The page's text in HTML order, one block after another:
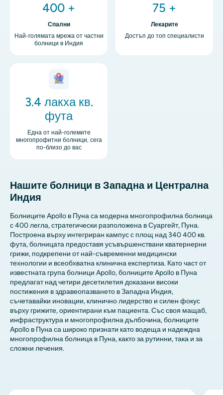
400 +
Спални
Най-голямата мрежа от частни
болници в Индия
75 +
Лекарите
Достъп до топ специалисти
Изображение
3.4 лакха кв.
фута
Една от най-големите
многопрофитни болници, сега
по-близо до вас
Нашите болници в Западна и Централна
Индия
Болниците Apollo в Пуна са модерна многопрофилна болница
с 400 легла, стратегически разположена в Суаргейт, Пуна.
Построена върху интегриран кампус с площ над 340 400 кв.
фута, болницата предоставя усъвършенствани кватернерни
грижи, подкрепени от най-съвременни медицински
технологии и всеобхватна клинична експертиза. Като част от
известната група болници Apollo, болниците Apollo в Пуна
предлагат над четири десетилетия доказани високи
постижения в здравеопазването в Западна Индия,
съчетавайки иновации, клинично лидерство и силен фокус
върху грижите, ориентирани към пациента. Със своя мащаб,
инфраструктура и многопрофилна дълбочина, болниците
Apollo в Пуна са широко признати като водеща и надеждна
многопрофилна болница в Пуна, както за рутинни, така и за
сложни лечения.